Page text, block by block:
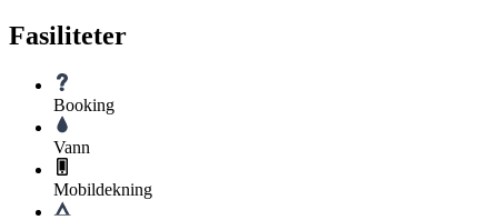
Fasiliteter
Booking
Vann
Mobildekning